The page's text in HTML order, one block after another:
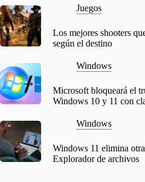
Juegos
Los mejores shooters
según el destino
Windows
Microsoft bloqueará el
Windows 10 y 11 con
Windows
Windows 11 elimina
Explorador de archivos